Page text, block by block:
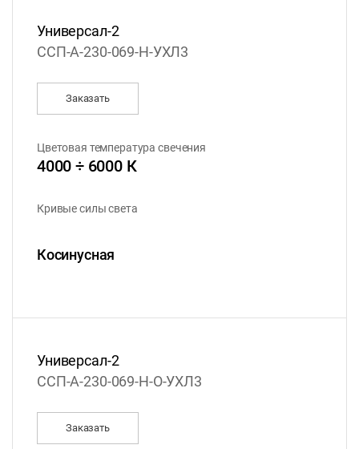
Универсал-2
ССП-А-230-069-Н-УХЛ3
Заказать
Цветовая температура свечения
4000 ÷ 6000 К
Кривые силы света
Косинусная
Универсал-2
ССП-А-230-069-Н-О-УХЛ3
Заказать